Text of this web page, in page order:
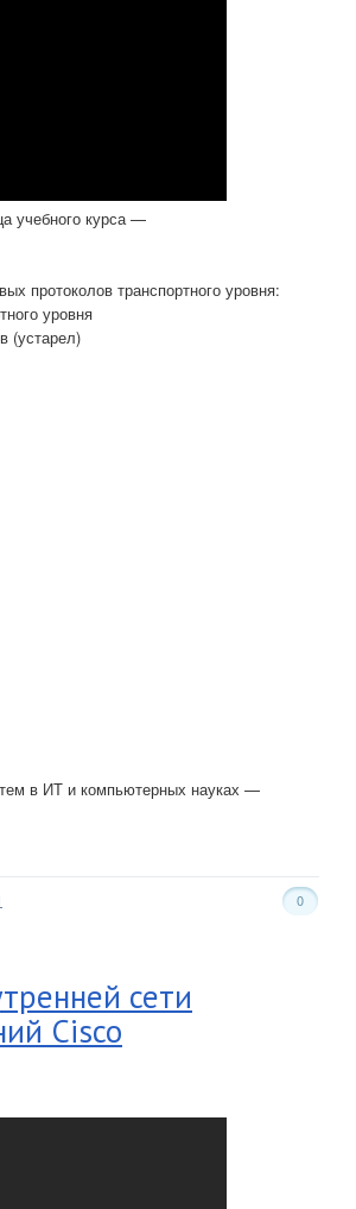
учебного курса —
протоколов транспортного уровня:
уровня
(устарел)
в ИТ и компьютерных науках —
0
сети
Cisco